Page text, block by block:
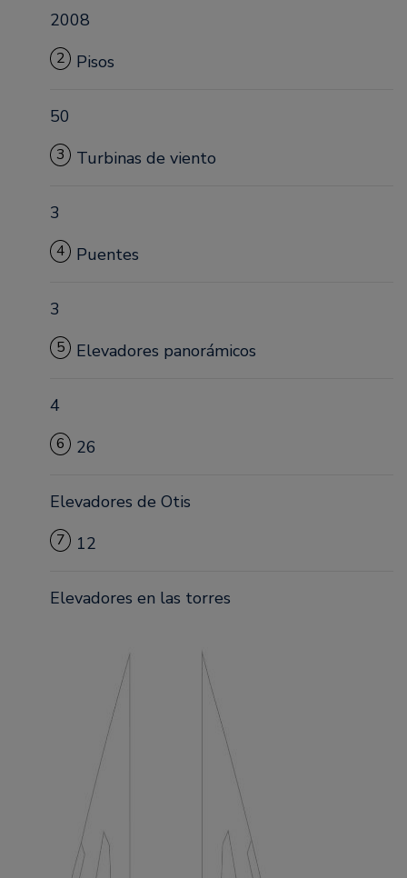
2008
2 Pisos
50
3 Turbinas de viento
3
4 Puentes
3
5 Elevadores panorámicos
4
6 26
Elevadores de Otis
7 12
Elevadores en las torres